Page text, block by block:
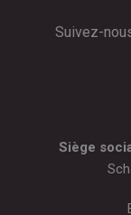
Suivez-
Siège